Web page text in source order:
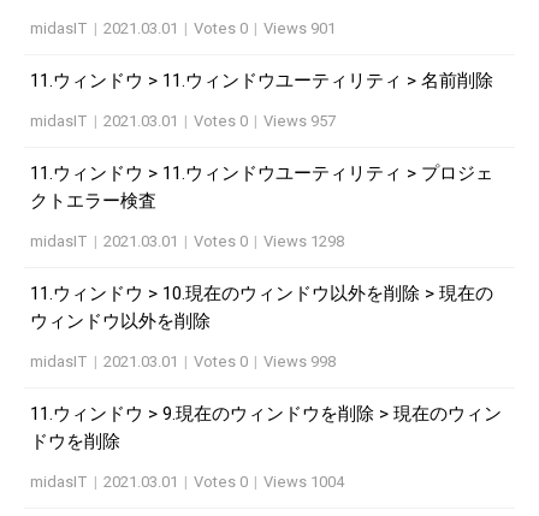
midasIT | 2021.03.01 | Votes 0 | Views 901
11.ウィンドウ > 11.ウィンドウユーティリティ > 名前削除
midasIT | 2021.03.01 | Votes 0 | Views 957
11.ウィンドウ > 11.ウィンドウユーティリティ > プロジェ
クトエラー検査
midasIT | 2021.03.01 | Votes 0 | Views 1298
11.ウィンドウ > 10.現在のウィンドウ以外を削除 > 現在の
ウィンドウ以外を削除
midasIT | 2021.03.01 | Votes 0 | Views 998
11.ウィンドウ > 9.現在のウィンドウを削除 > 現在のウィン
ドウを削除
midasIT | 2021.03.01 | Votes 0 | Views 1004